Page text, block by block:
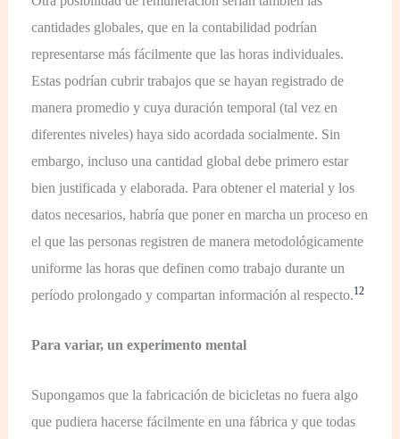
cantidades globales, que en la contabilidad podrían
representarse más fácilmente que las horas individuales.
Estas podrían cubrir trabajos que se hayan registrado de
manera promedio y cuya duración temporal (tal vez en
diferentes niveles) haya sido acordada socialmente. Sin
embargo, incluso una cantidad global debe primero estar
bien justificada y elaborada. Para obtener el material y los
datos necesarios, habría que poner en marcha un proceso en
el que las personas registren de manera metodológicamente
uniforme las horas que definen como trabajo durante un
período prolongado y compartan información al respecto.12
Para variar, un experimento mental
Supongamos que la fabricación de bicicletas no fuera algo
que pudiera hacerse fácilmente en una fábrica y que todas